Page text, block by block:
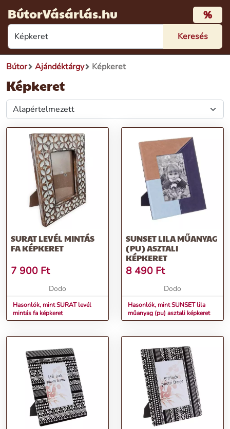
BútorVásárlás.hu %
Bútor Ajándéktárgy Képkeret
Képkeret
SURAT LEVÉL MINTÁS
FA KÉPKERET
7 900 Ft
Dodo
Hasonlók, mint SURAT levél
mintás fa képkeret
SUNSET LILA MŰANYAG
(PU) ASZTALI
KÉPKERET
8 490 Ft
Dodo
Hasonlók, mint SUNSET lila
műanyag (pu) asztali képkeret